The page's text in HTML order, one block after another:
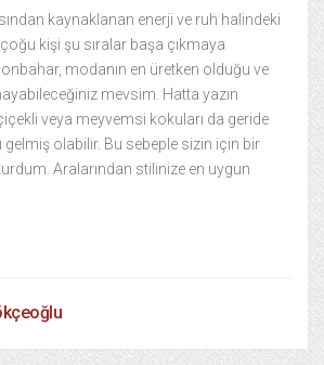
kaynaklanan enerji ve ruh halindeki
kişi şu sıralar başa çıkmaya
modanın en üretken olduğu ve
mevsim. Hatta yazın
veya meyvemsi kokuları da geride
gelmiş olabilir. Bu sebeple sizin için bir
Aralarından stilinize en uygun